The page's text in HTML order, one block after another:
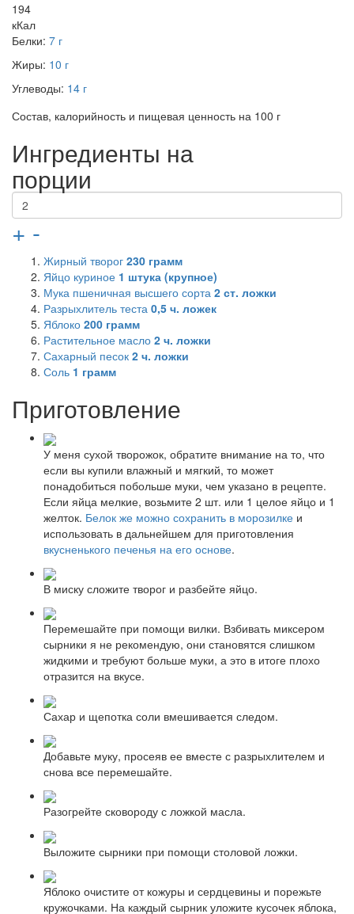
194
кКал
Белки: 7 г
Жиры: 10 г
Углеводы: 14 г
Состав, калорийность и пищевая ценность на 100 г
Ингредиенты на
порции
+ -
Жирный творог 230 грамм
Яйцо куриное 1 штука (крупное)
Мука пшеничная высшего сорта 2 ст. ложки
Разрыхлитель теста 0,5 ч. ложек
Яблоко 200 грамм
Растительное масло 2 ч. ложки
Сахарный песок 2 ч. ложки
Соль 1 грамм
Приготовление
У меня сухой творожок, обратите внимание на то, что
если вы купили влажный и мягкий, то может
понадобиться побольше муки, чем указано в рецепте.
Если яйца мелкие, возьмите 2 шт. или 1 целое яйцо и 1
желток. Белок же можно сохранить в морозилке и
использовать в дальнейшем для приготовления
вкусненького печенья на его основе.
В миску сложите творог и разбейте яйцо.
Перемешайте при помощи вилки. Взбивать миксером
сырники я не рекомендую, они становятся слишком
жидкими и требуют больше муки, а это в итоге плохо
отразится на вкусе.
Сахар и щепотка соли вмешивается следом.
Добавьте муку, просеяв ее вместе с разрыхлителем и
снова все перемешайте.
Разогрейте сковороду с ложкой масла.
Выложите сырники при помощи столовой ложки.
Яблоко очистите от кожуры и сердцевины и порежьте
кружочками. На каждый сырник уложите кусочек яблока,